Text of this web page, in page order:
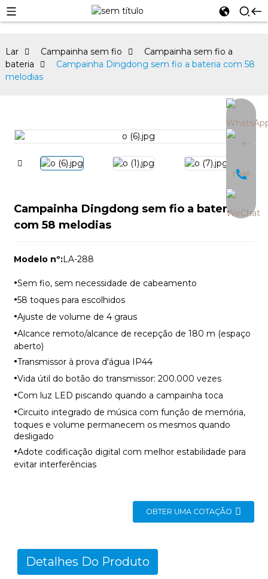
Lar Campainha sem fio
Campainha sem fio a
bateria
Campainha Dingdong sem fio a bateria com 58
melodias
Campainha Dingdong sem fio a bateria
com 58 melodias
Modelo nº:LA-288
·Sem fio, sem necessidade de cabeamento
·58 toques para escolhidos
·Ajuste de volume de 4 graus
·Alcance remoto/alcance de recepção de 180 m (espaço
aberto)
·Transmissor à prova d'água IP44
·Vida útil do botão do transmissor: 200.000 vezes
·Com luz LED piscando quando a campainha toca
·Circuito integrado de música com função de memória,
toques e volume permanecem os mesmos quando
desligado
·Adote codificação digital com melhor estabilidade para
evitar interferências
OBTER UMA COTAÇÃO
Detalhes Do Produto